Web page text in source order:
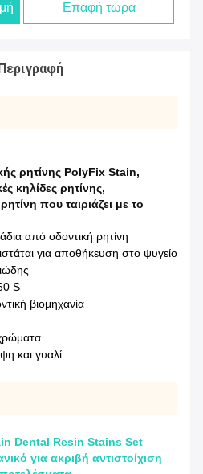
Επαφή τώρα
Περιγραφή
ρητίνης PolyFix Stain,
κηλίδες ρητίνης,
που ταιριάζει με το
από οδοντική ρητίνη
για αποθήκευση στο ψυγείο
S
βιομηχανία
και γυαλί
Dental Resin Stains Set
για ακριβή αντιστοίχιση